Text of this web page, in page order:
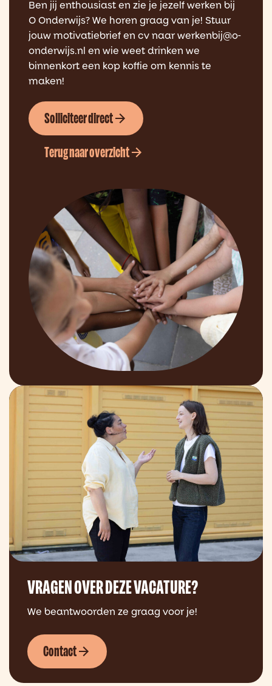
Ben jij enthousiast en zie je jezelf werken bij
O Onderwijs? We horen graag van je! Stuur
jouw motivatiebrief en cv naar werkenbij@o-
onderwijs.nl en wie weet drinken we
binnenkort een kop koffie om kennis te
maken!
Solliciteer direct
Terug naar overzicht
VRAGEN OVER DEZE VACATURE?
We beantwoorden ze graag voor je!
Contact